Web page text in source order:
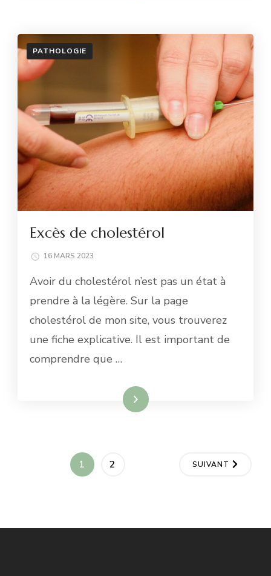
PATHOLOGIE
Excès de cholestérol
16 MARS 2023
Avoir du cholestérol n’est pas un état à
prendre à la légère. Sur la page
cholestérol de mon site, vous trouverez
une fiche explicative. Il est important de
comprendre que …
Lire la suite
Pagination
publications
PAGE
1 PAGE
2 SUIVANT